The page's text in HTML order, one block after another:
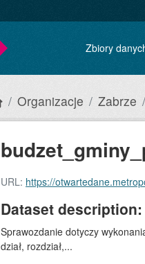
Zbiory
Organizacje Zabrze
URL: https://
Dataset description:
Sprawozdanie dotyczy
dział, rozdział,...